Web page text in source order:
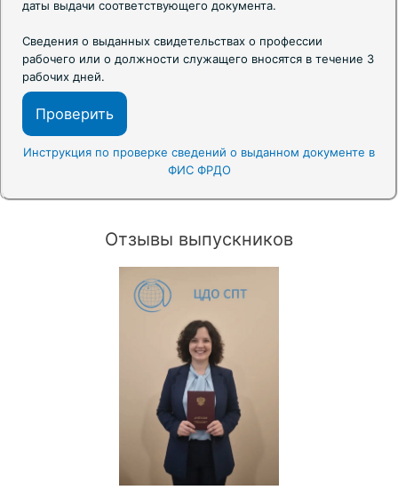
даты выдачи соответствующего документа.
Сведения о выданных свидетельствах о профессии
рабочего или о должности служащего вносятся в течение 3
рабочих дней.
Проверить
Инструкция по проверке сведений о выданном документе в
ФИС ФРДО
Отзывы выпускников